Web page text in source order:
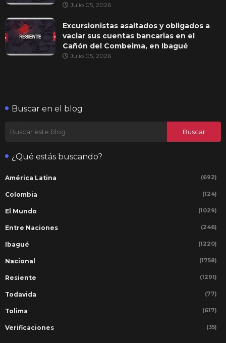
Julio 05, 2026
Excursionistas asaltados y obligados a
vaciar sus cuentas bancarias en el
Cañón del Combeima, en Ibagué
Julio 05, 2026
Buscar en el blog
¿Qué estás buscando?
América Latina (692)
Colombia (124)
El Mundo (1029)
Entre Naciones (246)
Ibagué (1220)
Nacional (1758)
Resiente (1291)
Todavida (77)
Tolima (617)
Verificaciones (35)